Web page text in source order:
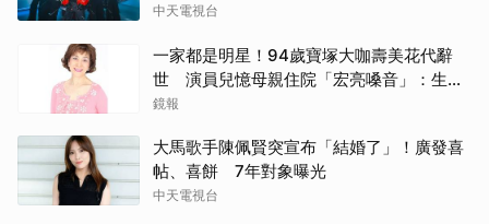
中天電視台
一家都是明星！94歲寶塚大咖壽美花代辭
世 演員兒憶母親住院「宏亮嗓音」：生命
最後一刻仍是那位傳奇女星
鏡報
大馬歌手陳佩賢突宣布「結婚了」！廣發喜
帖、喜餅 7年對象曝光
中天電視台